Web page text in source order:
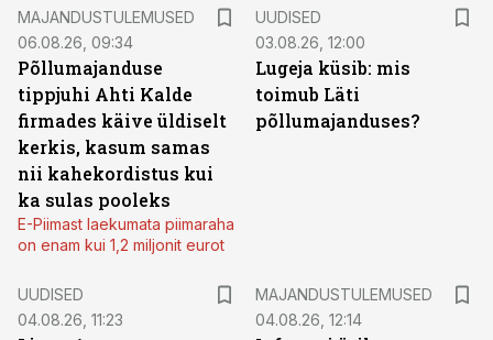
MAJANDUSTULEMUSED
06.08.26, 09:34
Põllumajanduse
tippjuhi Ahti Kalde
firmades käive üldiselt
kerkis, kasum samas
nii kahekordistus kui
ka sulas pooleks
E-Piimast laekumata piimaraha
on enam kui 1,2 miljonit eurot
UUDISED
03.08.26, 12:00
Lugeja küsib: mis
toimub Läti
põllumajanduses?
UUDISED
04.08.26, 11:23
MAJANDUSTULEMUSED
04.08.26, 12:14